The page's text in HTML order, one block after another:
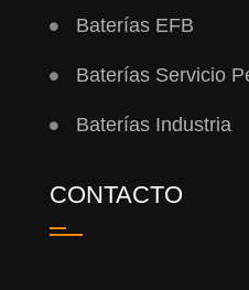
Baterías EFB
Baterías Servicio
Baterías Industria
CONTACTO